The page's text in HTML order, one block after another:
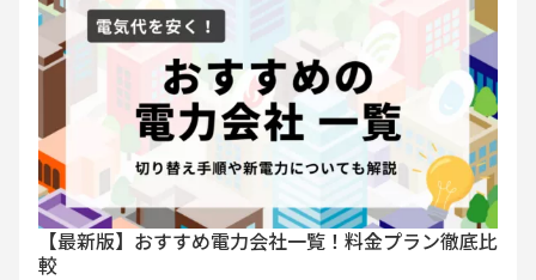
【最新版】おすすめ電力会社一覧！料金プラン徹底比
較